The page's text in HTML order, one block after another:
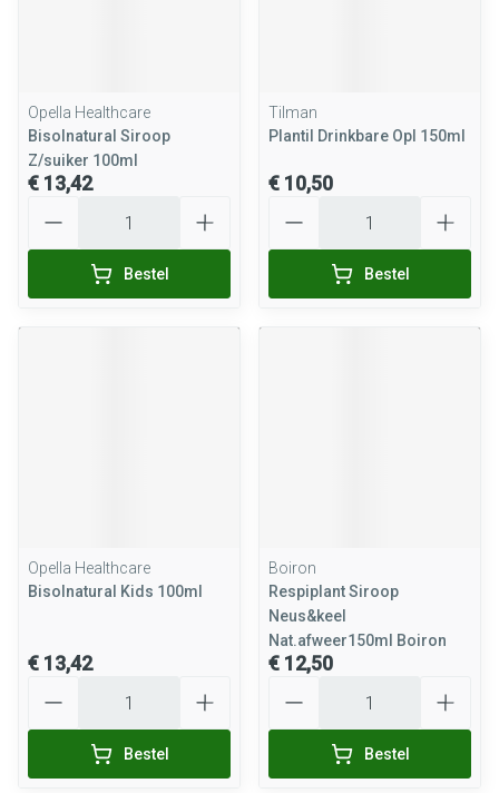
Opella Healthcare
Bisolnatural Siroop
Z/suiker 100ml
€ 13,42
Bestel
Tilman
Plantil Drinkbare Opl 150ml
€ 10,50
Bestel
Opella Healthcare
Bisolnatural Kids 100ml
€ 13,42
Bestel
Boiron
Respiplant Siroop
Neus&keel
Nat.afweer150ml Boiron
€ 12,50
Bestel